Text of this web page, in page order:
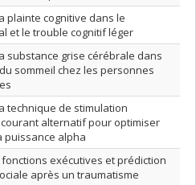
plainte cognitive dans le
et le trouble cognitif léger
substance grise cérébrale dans
sommeil chez les personnes
technique de stimulation
alternatif pour optimiser
puissance alpha
exécutives et prédiction
après un traumatisme